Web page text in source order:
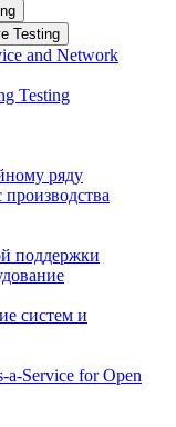
Testing
and Network
Testing
ряду
поддержки
систем и
Service for Open